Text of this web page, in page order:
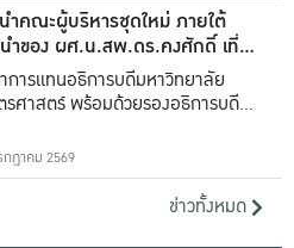
ำคณะผู้บริหารชุดใหม่ ภายใต้
ำของ ผศ.น.สพ.ดร.คงศักดิ์ เที่ยง
การแทนอธิการบดีมหาวิทยาลัย
รศาสตร์ พร้อมด้วยรองอธิการบดีทั้ง
กฎาคม 2569
ข่าวทั้งหมด